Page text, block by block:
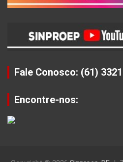
Fale Conosco: (61)
Encontre-nos: